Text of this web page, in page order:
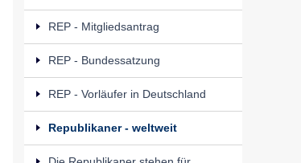
REP - Mitgliedsantrag
REP - Bundessatzung
REP - Vorläufer in Deutschland
Republikaner - weltweit